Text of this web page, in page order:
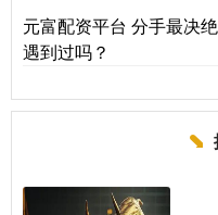
元富配资平台 分手最决
遇到过吗？